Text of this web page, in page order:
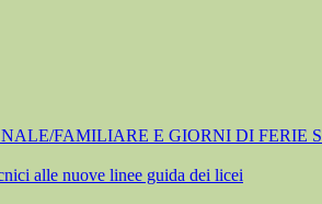
FAMILIARE E GIORNI DI FERIE
alle nuove linee guida dei licei